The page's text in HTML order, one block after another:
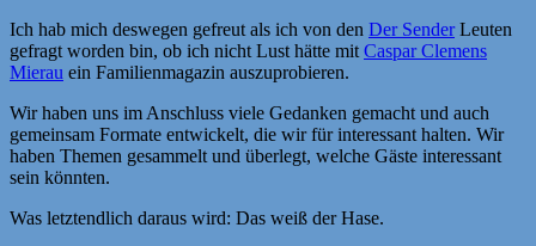
Ich hab mich deswegen gefreut als ich von den Der SenderLeuten
gefragt worden bin, ob ich nicht Lust hätte mit Caspar Clemens
Mierau ein Familienmagazin auszuprobieren.
Wir haben uns im Anschluss viele Gedanken gemacht und auch
gemeinsam Formate entwickelt, die wir für interessant halten. Wir
haben Themen gesammelt und überlegt, welche Gäste interessant
sein könnten.
Was letztendlich daraus wird: Das weiß der Hase.